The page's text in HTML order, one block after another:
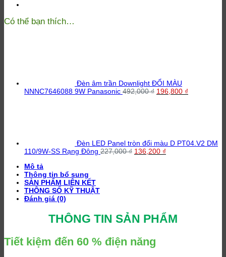
Có thể bạn thích…
Đèn âm trần Downlight ĐỔI MÀU
NNNC7646088 9W Panasonic 492,000₫ Giá
196,800 ₫
Đèn LED Panel tròn đổi màu D PT04.V2 DM
110/9W-SS Rạng Đông 227,000₫ Giá
136,200 ₫
Mô tả
Thông tin bổ sung
SẢN PHẨM LIÊN KẾT
THÔNG SỐ KỸ THUẬT
Đánh giá (0)
THÔNG TIN SẢN PHẨM
Tiết kiệm đến 60 % điện năng